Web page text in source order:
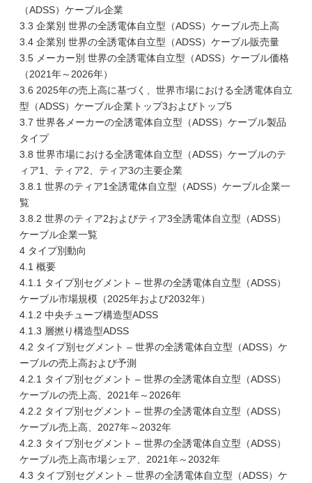
（ADSS）ケーブル企業
3.3 企業別 世界の全誘電体自立型（ADSS）ケーブル売上高
3.4 企業別 世界の全誘電体自立型（ADSS）ケーブル販売量
3.5 メーカー別 世界の全誘電体自立型（ADSS）ケーブル価格
（2021年～2026年）
3.6 2025年の売上高に基づく、世界市場における全誘電体自立
型（ADSS）ケーブル企業トップ3およびトップ5
3.7 世界各メーカーの全誘電体自立型（ADSS）ケーブル製品
タイプ
3.8 世界市場における全誘電体自立型（ADSS）ケーブルのテ
ィア1、ティア2、ティア3の主要企業
3.8.1 世界のティア1全誘電体自立型（ADSS）ケーブル企業一
覧
3.8.2 世界のティア2およびティア3全誘電体自立型（ADSS）
ケーブル企業一覧
4 タイプ別動向
4.1 概要
4.1.1 タイプ別セグメント – 世界の全誘電体自立型（ADSS）
ケーブル市場規模（2025年および2032年）
4.1.2 中央チューブ構造型ADSS
4.1.3 層撚り構造型ADSS
4.2 タイプ別セグメント – 世界の全誘電体自立型（ADSS）ケ
ーブルの売上高および予測
4.2.1 タイプ別セグメント – 世界の全誘電体自立型（ADSS）
ケーブルの売上高、2021年～2026年
4.2.2 タイプ別セグメント – 世界の全誘電体自立型（ADSS）
ケーブル売上高、2027年～2032年
4.2.3 タイプ別セグメント – 世界の全誘電体自立型（ADSS）
ケーブル売上高市場シェア、2021年～2032年
4.3 タイプ別セグメント – 世界の全誘電体自立型（ADSS）ケ